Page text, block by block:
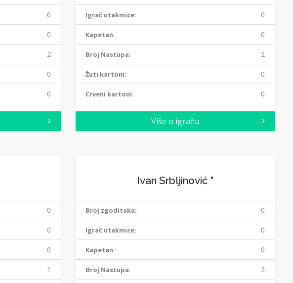
0
0
2
0
0
Igrač utakmice: 0
Kapetan: 0
Broj Nastupa: 2
Žuti kartoni: 0
Crveni kartoni: 0
Više o igraču
0
0
0
1
Ivan Srbljinović "
Broj zgoditaka: 0
Igrač utakmice: 0
Kapetan: 0
Broj Nastupa: 2